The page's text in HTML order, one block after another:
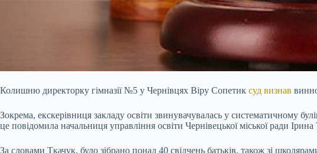
Колишню директорку гімназії №5 у Чернівцях Віру Сопетик суд визнав
Зокрема, екскерівниця закладу освіти звинувачувалась у систематичному
це повідомила начальниця управління освіти Чернівецької міської ради
За словами Ткачук, було зібрано понад 40 свідчень батьків, також зі